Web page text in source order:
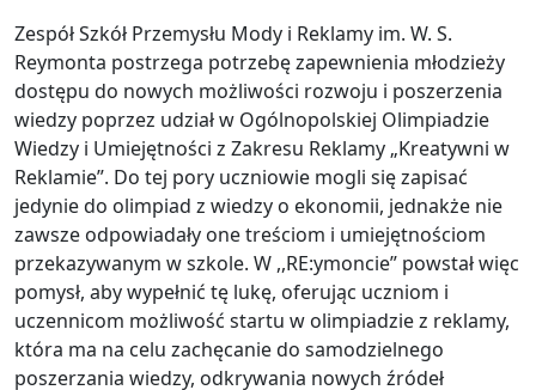
Zespół Szkół Przemysłu Mody i Reklamy im. W. S.
Reymonta postrzega potrzebę zapewnienia młodzieży
dostępu do nowych możliwości rozwoju i poszerzenia
wiedzy poprzez udział w Ogólnopolskiej Olimpiadzie
Wiedzy i Umiejętności z Zakresu Reklamy „Kreatywni w
Reklamie”. Do tej pory uczniowie mogli się zapisać
jedynie do olimpiad z wiedzy o ekonomii, jednakże nie
zawsze odpowiadały one treściom i umiejętnościom
przekazywanym w szkole. W ,,RE:ymoncie” powstał więc
pomysł, aby wypełnić tę lukę, oferując uczniom i
uczennicom możliwość startu w olimpiadzie z reklamy,
która ma na celu zachęcanie do samodzielnego
poszerzania wiedzy, odkrywania nowych źródeł